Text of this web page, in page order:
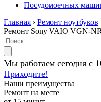
Посудомоечных
Главная › Ремонт ноутбуков
Ремонт Sony VAIO VGN-
Мы работаем сегодня с
Приходите!
Наши преимущества
Ремонт на месте